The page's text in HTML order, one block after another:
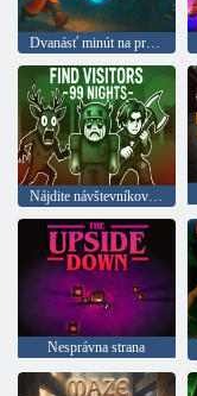
Dvanásť minút na prežitie
Nesprávna strana